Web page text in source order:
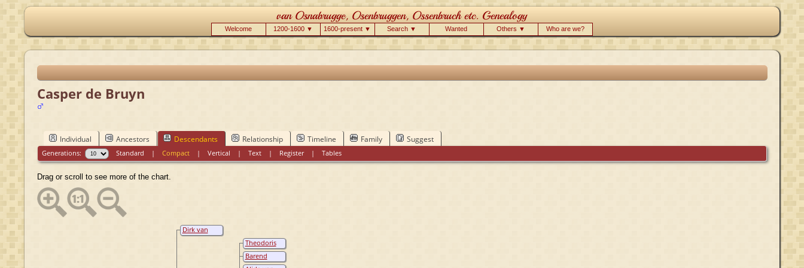
Welcome 1200-1600 ▼ 1600-present ▼ Search ▼ Wanted Others ▼ Who are we?
Casper de Bruyn
Individual Ancestors Descendants Relationship Timeline Family Suggest
Generations: Standard |Compact |Vertical |Text | Register|Tables
Drag or scroll to see more of the chart.
Dirk van
Osnabrugge
Theodoris
Cornelis van
Osnabrugge
Barend
Johannes van